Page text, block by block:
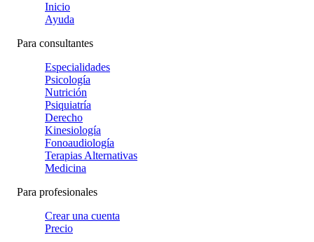
Inicio
Ayuda
Para consultantes
Especialidades
Psicología
Nutrición
Psiquiatría
Derecho
Kinesiología
Fonoaudiología
Terapias Alternativas
Medicina
Para profesionales
Crear una cuenta
Precio